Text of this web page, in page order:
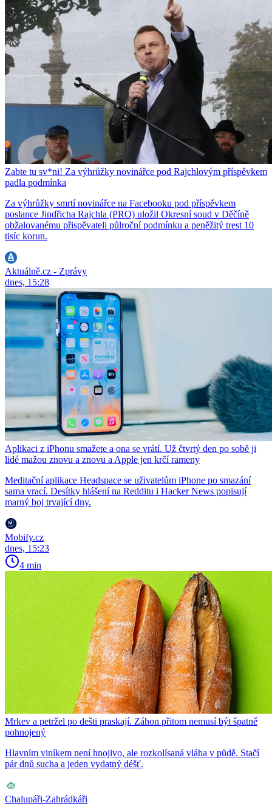
Zabte tu sv*ni! Za výhrůžky novinářce pod Rajchlovým příspěvkem
padla podmínka
Za výhrůžky smrtí novinářce na Facebooku pod příspěvkem
poslance Jindřicha Rajchla (PRO) uložil Okresní soud v Děčíně
obžalovanému přispěvateli půlroční podmínku a peněžitý trest 10
tisíc korun.
Aktuálně.cz - Zprávy
dnes, 15:28
Aplikaci z iPhonu smažete a ona se vrátí. Už čtvrtý den po sobě ji
lidé mažou znovu a znovu a Apple jen krčí rameny
Meditační aplikace Headspace se uživatelům iPhone po smazání
sama vrací. Desítky hlášení na Redditu i Hacker News popisují
marný boj trvající dny.
Mobify.cz
dnes, 15:23
4 min
Mrkev a petržel po dešti praskají. Záhon přitom nemusí být špatně
pohnojený
Hlavním viníkem není hnojivo, ale rozkolísaná vláha v půdě. Stačí
pár dnů sucha a jeden vydatný déšť.
Chalupáři-Zahrádkáři